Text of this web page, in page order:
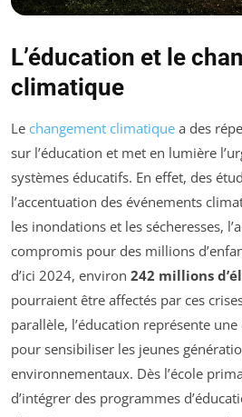
L’éducation et le
climatique
Le changement climatique a des
sur l’éducation et met en lumière
systèmes éducatifs. En effet, des
l’accentuation des événements
les inondations et les sécheresses,
compromis pour des millions
d’ici 2024, environ 242 millions
pourraient être affectés par ces
parallèle, l’éducation représente
pour sensibiliser les jeunes
environnementaux. Dès l’école
d’intégrer des programmes